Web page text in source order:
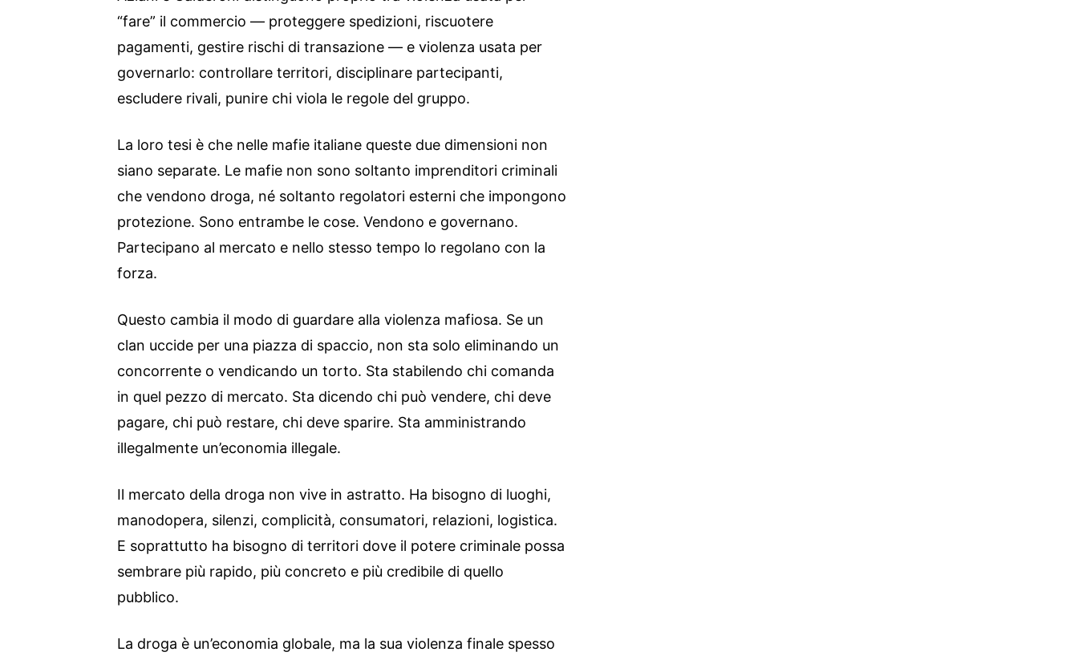
“fare” il commercio — proteggere spedizioni, riscuotere
pagamenti, gestire rischi di transazione — e violenza usata per
governarlo: controllare territori, disciplinare partecipanti,
escludere rivali, punire chi viola le regole del gruppo.
La loro tesi è che nelle mafie italiane queste due dimensioni non
siano separate. Le mafie non sono soltanto imprenditori criminali
che vendono droga, né soltanto regolatori esterni che impongono
protezione. Sono entrambe le cose. Vendono e governano.
Partecipano al mercato e nello stesso tempo lo regolano con la
forza.
Questo cambia il modo di guardare alla violenza mafiosa. Se un
clan uccide per una piazza di spaccio, non sta solo eliminando un
concorrente o vendicando un torto. Sta stabilendo chi comanda
in quel pezzo di mercato. Sta dicendo chi può vendere, chi deve
pagare, chi può restare, chi deve sparire. Sta amministrando
illegalmente un’economia illegale.
Il mercato della droga non vive in astratto. Ha bisogno di luoghi,
manodopera, silenzi, complicità, consumatori, relazioni, logistica.
E soprattutto ha bisogno di territori dove il potere criminale possa
sembrare più rapido, più concreto e più credibile di quello
pubblico.
La droga è un’economia globale, ma la sua violenza finale spesso